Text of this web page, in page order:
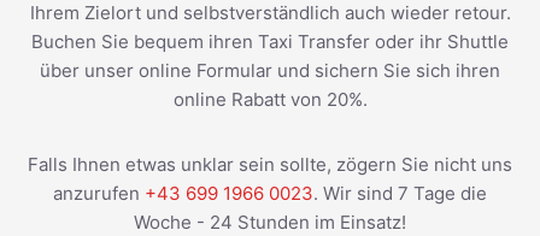
Ihrem Zielort und selbstverständlich auch wieder retour.
Buchen Sie bequem ihren Taxi Transfer oder ihr Shuttle
über unser online Formular und sichern Sie sich ihren
online Rabatt von 20%.
Falls Ihnen etwas unklar sein sollte, zögern Sie nicht uns
anzurufen +43 699 1966 0023. Wir sind 7 Tage die
Woche - 24 Stunden im Einsatz!